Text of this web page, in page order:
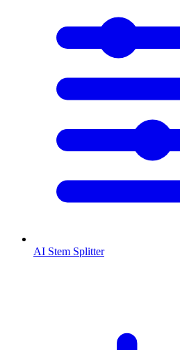
AI Stem Splitter